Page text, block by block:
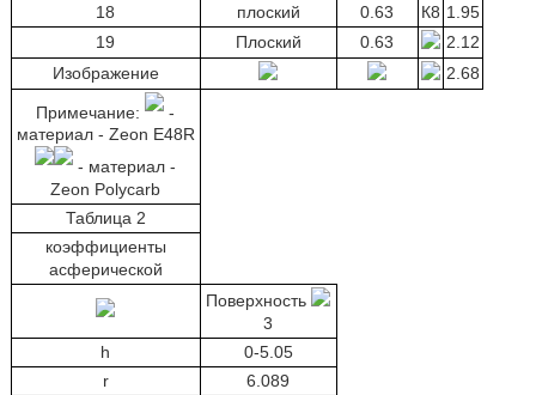
18 плоский 0.63 К8 1.95
19
Плоский 0.63
2.12
Изображение
2.68
Примечание:
-
материал - Zeon E48R
- материал -
Zeon Polycarb
Таблица 2
коэффициенты
асферической
Поверхность
3
h
0-5.05
r
6.089